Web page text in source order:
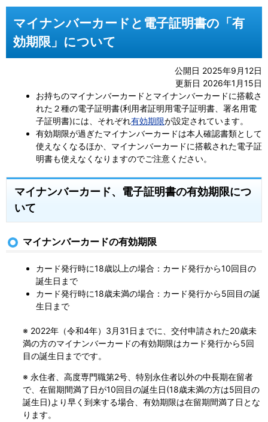
マイナンバーカードと電子証明書の「有
効期限」について
公開日 2025年9月12日
更新日 2026年1月15日
お持ちのマイナンバーカードとマイナンバーカードに搭載さ
れた２種の電子証明書(利用者証明用電子証明書、署名用電
子証明書)には、それぞれ有効期限が設定されています。
有効期限が過ぎたマイナンバーカードは本人確認書類として
使えなくなるほか、マイナンバーカードに搭載された電子証
明書も使えなくなりますのでご注意ください。
マイナンバーカード、電子証明書の有効期限につ
いて
マイナンバーカードの有効期限
カード発行時に18歳以上の場合：カード発行から10回目の
誕生日まで
カード発行時に18歳未満の場合：カード発行から5回目の誕
生日まで
※ 2022年（令和4年）3月31日までに、交付申請された20歳未
満の方のマイナンバーカードの有効期限はカード発行から5回
目の誕生日までです。
※ 永住者、高度専門職第2号、特別永住者以外の中長期在留者
で、在留期間満了日が10回目の誕生日(18歳未満の方は5回目の
誕生日)より早く到来する場合、有効期限は在留期間満了日とな
ります。